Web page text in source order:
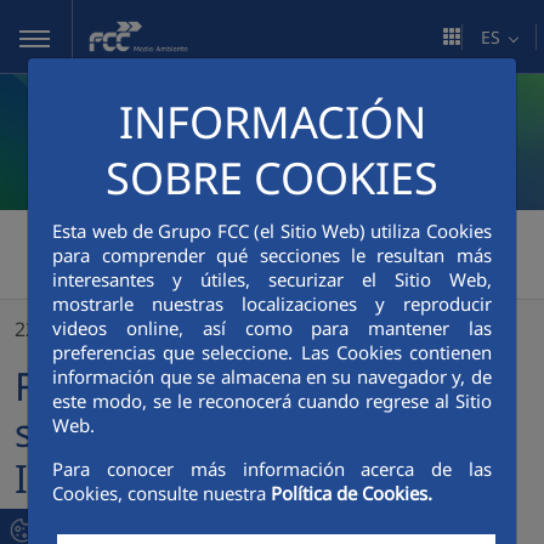
Saltar al contenido principal
INFORMACIÓN
SOBRE COOKIES
Esta web de Grupo FCC (el Sitio Web) utiliza Cookies
para comprender qué secciones le resultan más
interesantes y útiles, securizar el Sitio Web,
mostrarle nuestras localizaciones y reproducir
videos online, así como para mantener las
preferencias que seleccione. Las Cookies contienen
información que se almacena en su navegador y, de
este modo, se le reconocerá cuando regrese al Sitio
Web.
Para conocer más información acerca de las
Cookies, consulte nuestra Política de Cookies.
ES
FCC Medio Ambiente >
FCC Medio Ambiente se suma al Día Europeo de la Igualdad Salarial
22/02/2022
FCC Medio Ambiente se
suma al Día Europeo de la
Igualdad Salarial